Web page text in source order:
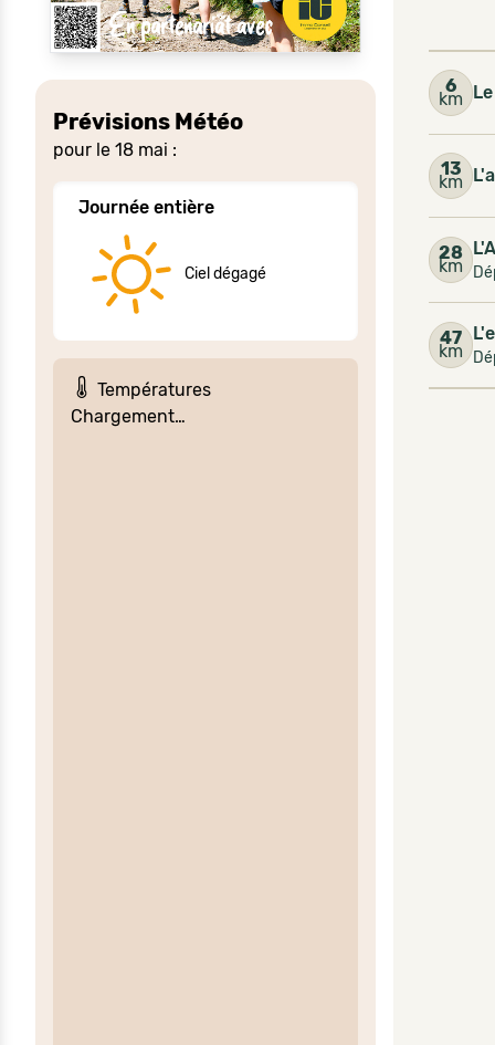
Prévisions Météo
pour le 18 mai :
Journée entière
Ciel dégagé
Températures
Chargement…
6
km
13
km
28
km
47
km